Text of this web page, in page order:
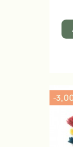
-